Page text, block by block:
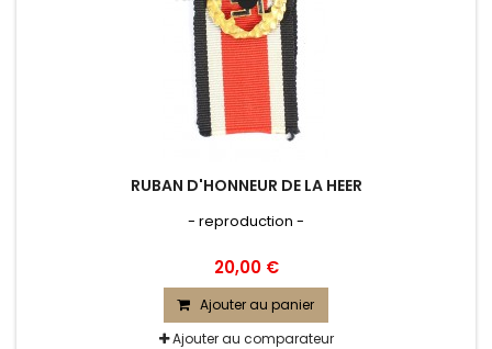
RUBAN D'HONNEUR DE LA HEER
- reproduction -
20,00 €
Ajouter au panier
Ajouter au comparateur